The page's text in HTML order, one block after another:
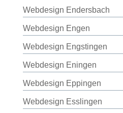
Webdesign Endersbach
Webdesign Engen
Webdesign Engstingen
Webdesign Eningen
Webdesign Eppingen
Webdesign Esslingen